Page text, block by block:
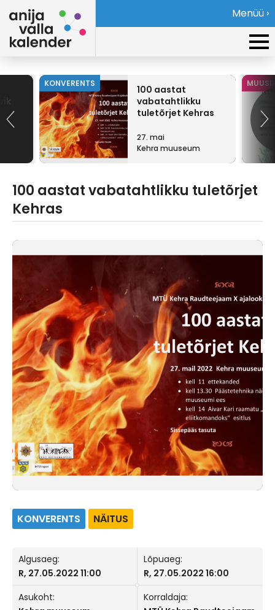
Menüü ›
KONVERENTS
100 aastat
vabatahtlikku
tuletõrjet Kehras
27. mai
Kehra muuseum
100 aastat vabatahtlikku tuletõrjet
Kehras
KONVERENTS NÄITUS
Algusaeg:
R, 27.05.2022 11:00
Lõpuaeg:
R, 27.05.2022 16:00
Asukoht:
Korraldaja: